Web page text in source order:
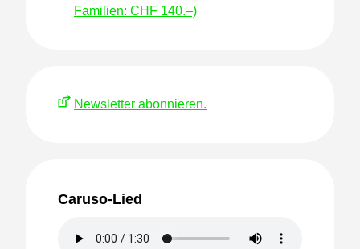
Familien: CHF 140.–)
Newsletter abonnieren.
Caruso-Lied